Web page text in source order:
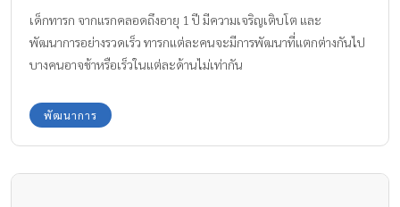
เด็กทารก จากแรกคลอดถึงอายุ 1 ปี มีความเจริญเติบโต และ
พัฒนาการอย่างรวดเร็ว ทารกแต่ละคนจะมีการพัฒนาที่แตกต่างกันไป
บางคนอาจช้าหรือเร็วในแต่ละด้านไม่เท่ากัน
พัฒนาการ